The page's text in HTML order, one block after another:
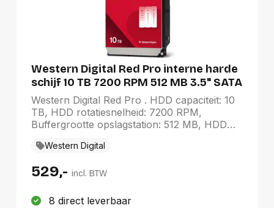
Western Digital Red Pro interne harde
schijf 10 TB 7200 RPM 512 MB 3.5" SATA
III
Western Digital Red Pro . HDD capaciteit: 10
TB, HDD rotatiesnelheid: 7200 RPM,
Buffergrootte opslagstation: 512 MB, HDD
Western Digital
529,- incl. BTW
8 direct leverbaar